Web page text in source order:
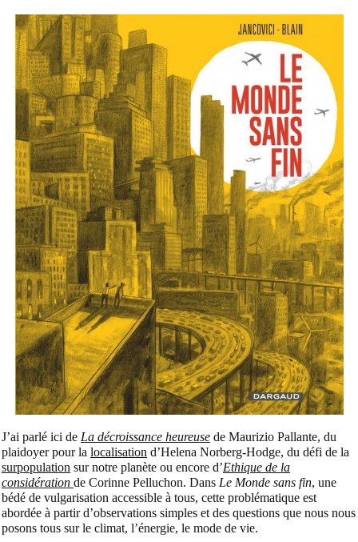
J’ai parlé ici de La décroissance heureuse de Maurizio Pallante, du
plaidoyer pour la localisation d’Helena Norberg-Hodge, du défi de la
surpopulation sur notre planète ou encore d’Ethique de la
considération de Corinne Pelluchon. Dans Le Monde sans fin, une
bédé de vulgarisation accessible à tous, cette problématique est
abordée à partir d’observations simples et des questions que nous nous
posons tous sur le climat, l’énergie, le mode de vie.